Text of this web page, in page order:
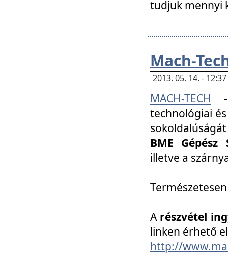
tudjuk mennyi
Mach-
2013. 05. 14. -
MACH-TECH
technológiai
BME
illetve a
A részvétel
linken érhető
http://